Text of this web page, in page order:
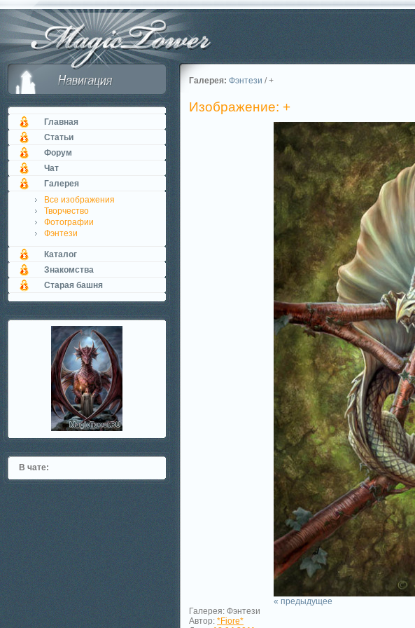
Главная
Статьи
Форум
Чат
Галерея
Все изображения
Творчество
Фотографии
Фэнтези
Каталог
Знакомства
Старая башня
В чате:
Галерея: Фэнтези / +
Изображение: +
« предыдущее
Галерея: Фэнтези
Автор: *Fiore*